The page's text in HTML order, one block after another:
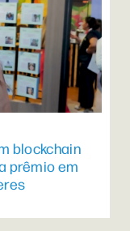
blockchain
prêmio em